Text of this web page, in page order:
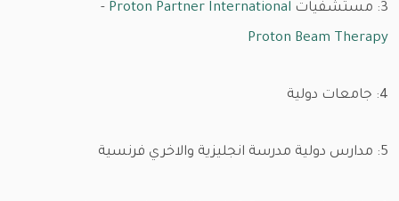
3: مستشفيات Proton Partner International
-
Proton Beam Therapy
4: جامعات دولية
5: مدارس دولية مدرسة انجليزية والاخري فرنسية